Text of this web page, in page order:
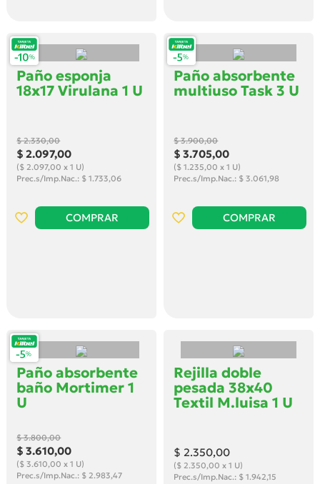
Paño esponja
18x17 Virulana 1 U
$ 2.330,00
$ 2.097,00
($ 2.097,00 x 1 U)
Prec.s/Imp.Nac.: $ 1.733,06
COMPRAR
Paño absorbente
multiuso Task 3 U
$ 3.900,00
$ 3.705,00
($ 1.235,00 x 1 U)
Prec.s/Imp.Nac.: $ 3.061,98
COMPRAR
Paño absorbente
baño Mortimer 1
U
$ 3.800,00
$ 3.610,00
($ 3.610,00 x 1 U)
Prec.s/Imp.Nac.: $ 2.983,47
Rejilla doble
pesada 38x40
Textil M.luisa 1 U
$ 2.350,00
($ 2.350,00 x 1 U)
Prec.s/Imp.Nac.: $ 1.942,15